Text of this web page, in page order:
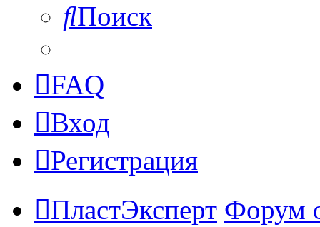
Поиск
FAQ
Вход
Регистрация
ПластЭксперт Форум